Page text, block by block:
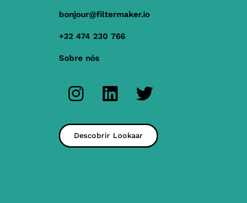
bonjour@filtermaker.io
+32 474 230 766
Sobre nós
Descobrir Lookaar